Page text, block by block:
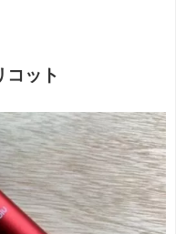
コット